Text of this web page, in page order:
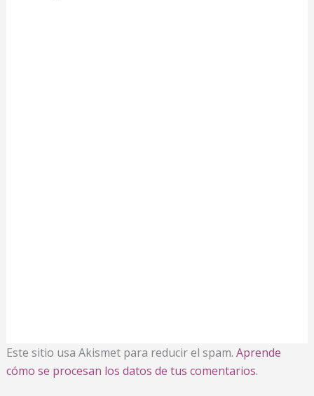
Este sitio usa Akismet para reducir el spam. Aprende
cómo se procesan los datos de tus comentarios.